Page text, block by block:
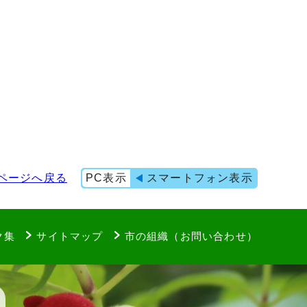
ージへ戻る PC表示 スマートフォン表示
集 サイトマップ 市の組織（お問い合わせ）